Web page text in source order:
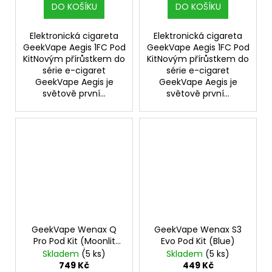
DO KOŠÍKU
Elektronická cigareta
GeekVape Aegis 1FC Pod
KitNovým přírůstkem do
série e-cigaret
GeekVape Aegis je
světově první...
DO KOŠÍKU
Elektronická cigareta
GeekVape Aegis 1FC Pod
KitNovým přírůstkem do
série e-cigaret
GeekVape Aegis je
světově první...
GeekVape Wenax Q
Pro Pod Kit (Moonlit
Silver)
Skladem (5 ks)
749 Kč
GeekVape Wenax S3
Evo Pod Kit (Blue)
Skladem (5 ks)
449 Kč